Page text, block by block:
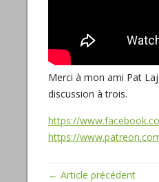
Merci à mon ami Pat
discussion à trois.
https://
https://
← Article précédent